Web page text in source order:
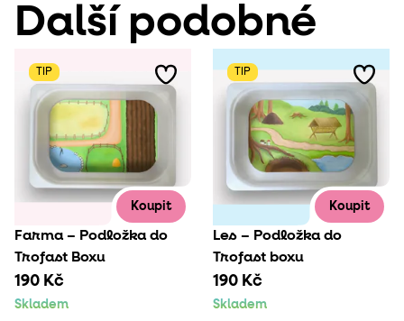
Další podobné
TIP
Koupit
Farma – Podložka do
Trofast Boxu
190 Kč
Skladem
TIP
Koupit
Les – Podložka do
Trofast boxu
190 Kč
Skladem